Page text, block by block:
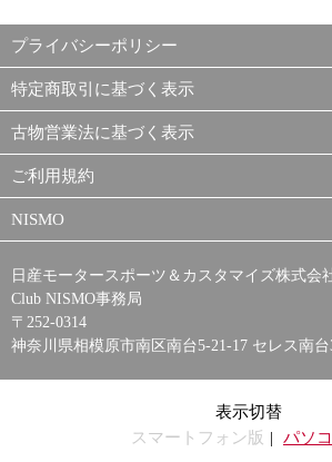
プライバシーポリシー
特定商取引に基づく表示
古物営業法に基づく表示
ご利用規約
NISMO
日産モータースポーツ＆カスタマイズ株式会
Club NISMO事務局
〒252-0314
神奈川県相模原市南区南台5-21-17 セレス南台
表示切替
スマートフォン版
パソ